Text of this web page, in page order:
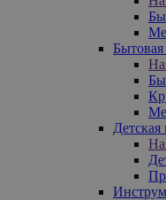
Бытовая
Детская